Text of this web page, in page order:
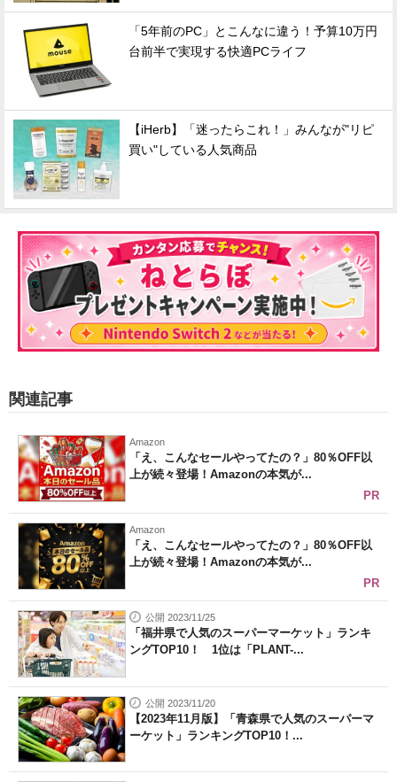
「5年前のPC」とこんなに違う！予算10万円
台前半で実現する快適PCライフ
【iHerb】「迷ったらこれ！」みんなが"リピ
買い"している人気商品
関連記事
Amazon
「え、こんなセールやってたの？」80％OFF以
上が続々登場！Amazonの本気が...
PR
Amazon
「え、こんなセールやってたの？」80％OFF以
上が続々登場！Amazonの本気が...
PR
公開 2023/11/25
「福井県で人気のスーパーマーケット」ランキ
ングTOP10！ 1位は「PLANT-...
公開 2023/11/20
【2023年11月版】「青森県で人気のスーパーマ
ーケット」ランキングTOP10！...